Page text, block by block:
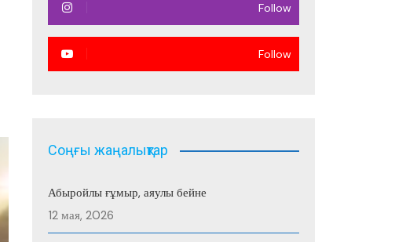
Follow
Follow
Соңғы жаңалықтар
Абыройлы ғұмыр, аяулы бейне
12 мая, 2026